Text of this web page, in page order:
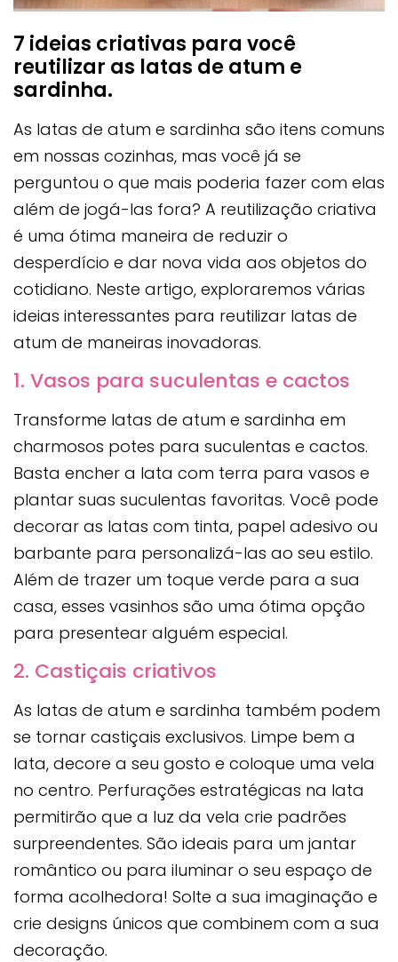
7 ideias criativas para você
reutilizar as latas de atum e
sardinha.
As latas de atum e sardinha são itens comuns
em nossas cozinhas, mas você já se
perguntou o que mais poderia fazer com elas
além de jogá-las fora? A reutilização criativa
é uma ótima maneira de reduzir o
desperdício e dar nova vida aos objetos do
cotidiano. Neste artigo, exploraremos várias
ideias interessantes para reutilizar latas de
atum de maneiras inovadoras.
1. Vasos para suculentas e cactos
Transforme latas de atum e sardinha em
charmosos potes para suculentas e cactos.
Basta encher a lata com terra para vasos e
plantar suas suculentas favoritas. Você pode
decorar as latas com tinta, papel adesivo ou
barbante para personalizá-las ao seu estilo.
Além de trazer um toque verde para a sua
casa, esses vasinhos são uma ótima opção
para presentear alguém especial.
2. Castiçais criativos
As latas de atum e sardinha também podem
se tornar castiçais exclusivos. Limpe bem a
lata, decore a seu gosto e coloque uma vela
no centro. Perfurações estratégicas na lata
permitirão que a luz da vela crie padrões
surpreendentes. São ideais para um jantar
romântico ou para iluminar o seu espaço de
forma acolhedora! Solte a sua imaginação e
crie designs únicos que combinem com a sua
decoração.